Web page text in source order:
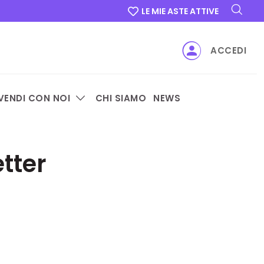
LE MIE ASTE ATTIVE
ACCEDI
CON NOI CHI SIAMO NEWS